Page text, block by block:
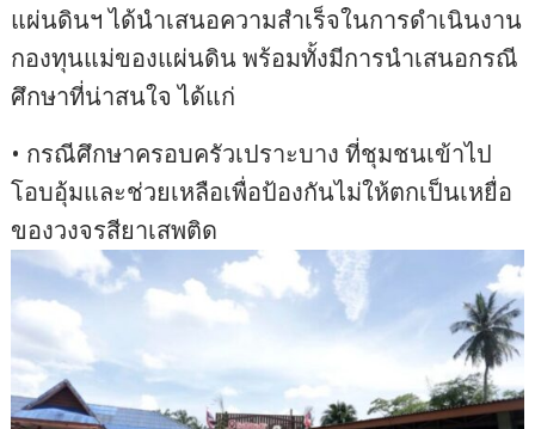
แผ่นดินฯ ได้นำเสนอความสำเร็จในการดำเนินงาน
กองทุนแม่ของแผ่นดิน พร้อมทั้งมีการนำเสนอกรณี
ศึกษาที่น่าสนใจ ได้แก่
• กรณีศึกษาครอบครัวเปราะบาง ที่ชุมชนเข้าไป
โอบอุ้มและช่วยเหลือเพื่อป้องกันไม่ให้ตกเป็นเหยื่อ
ของวงจรสียาเสพติด